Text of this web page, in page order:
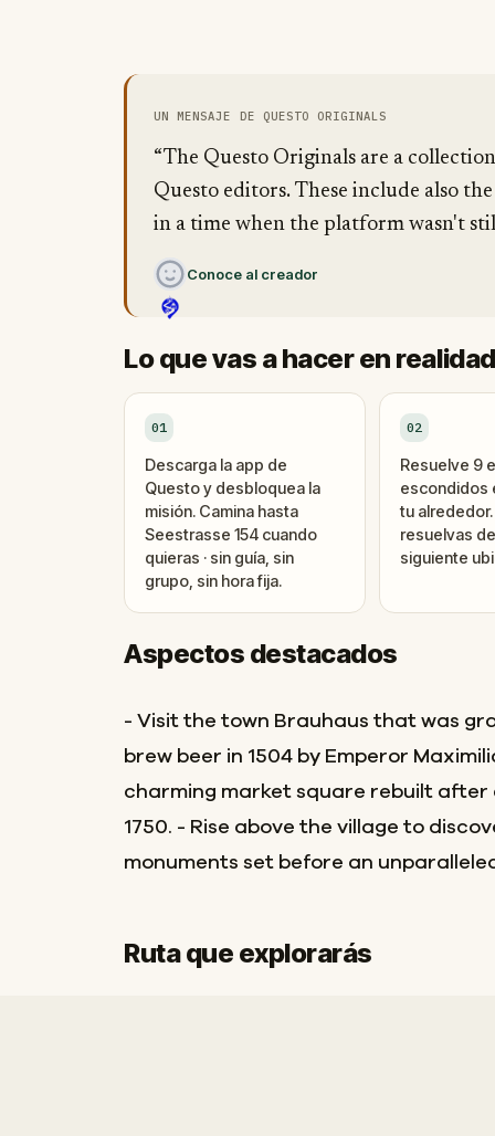
UN MENSAJE DE QUESTO ORIGINALS
“The Questo Originals are a
Questo editors. These include also
in a time when the platform wasn't
Conoce al creador
Lo que vas a hacer en realidad
01
Descarga la app de
Questo y desbloquea la
misión. Camina hasta
Seestrasse 154 cuando
quieras · sin guía, sin
grupo, sin hora fija.
02
Resuelve 9
escondidos
tu
resuelvas
siguiente
Aspectos destacados
- Visit the town Brauhaus that was
brew beer in 1504 by Emperor
charming market square rebuilt after
1750. - Rise above the village to
monuments set before an
Ruta que explorarás